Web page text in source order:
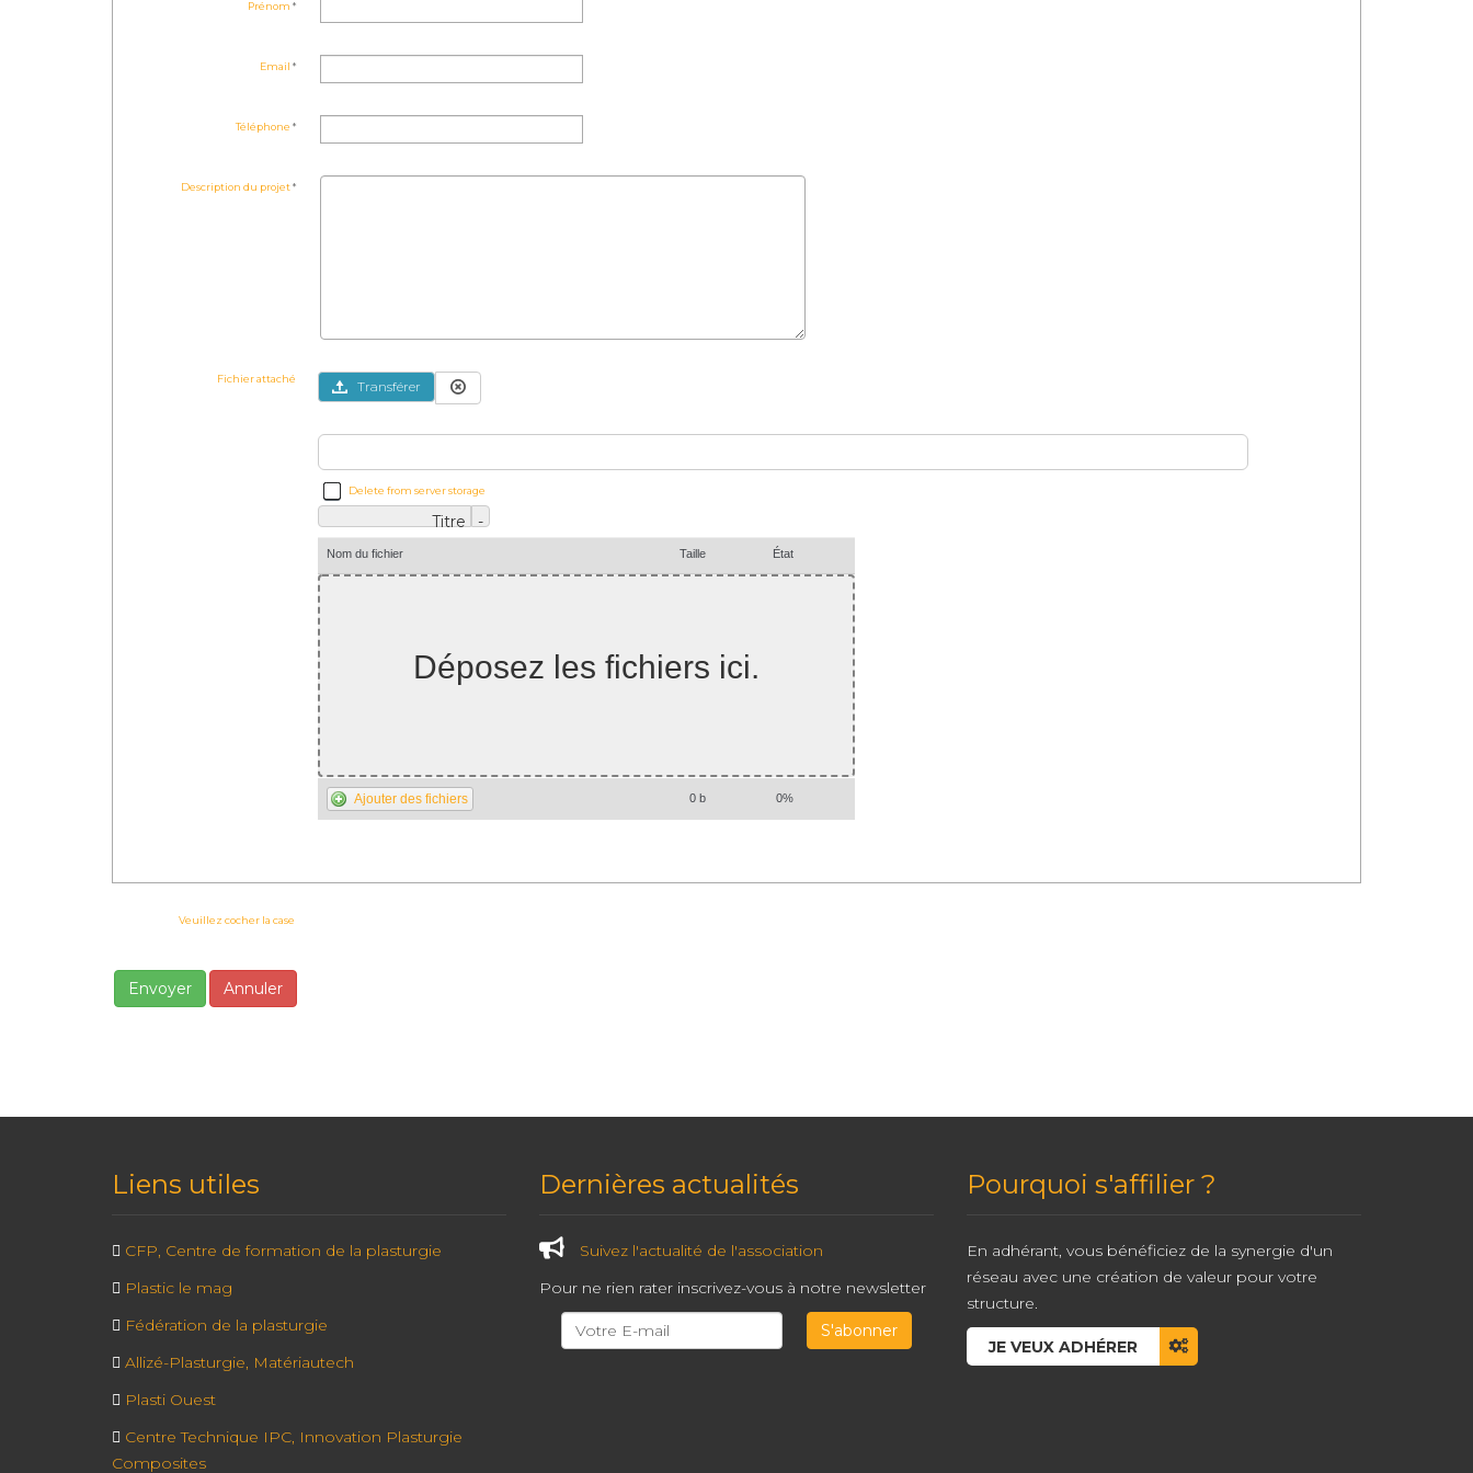
Prénom
Email
Téléphone
Description du projet
Fichier attaché Transférer
Delete from server storage
Titre -
Nom du fichier État
Taille
Déposez les fichiers ici.
Ajouter des fichiers 0%
0 b
Veuillez cocher la case
Envoyer Annuler
Liens utiles
CFP, Centre de formation de la plasturgie
Plastic le mag
Fédération de la plasturgie
Allizé-Plasturgie, Matériautech
Plasti Ouest
Centre Technique IPC, Innovation Plasturgie
Composites
Dernières actualités
Suivez l'actualité de l'association
Pour ne rien rater inscrivez-vous à notre newsletter
Pourquoi s'affilier ?
En adhérant, vous bénéficiez de la synergie d'un
réseau avec une création de valeur pour votre
structure.
JE VEUX ADHÉRER